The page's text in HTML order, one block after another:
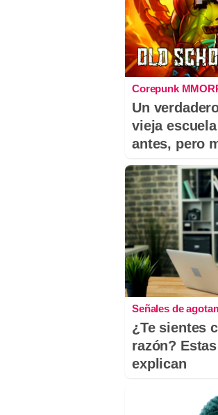
Corepunk
Un
vieja
antes, pero
Señales de
¿Te sientes
razón?
explican